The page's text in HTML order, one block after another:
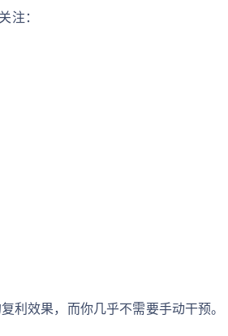
注：
利效果，而你几乎不需要手动干预。